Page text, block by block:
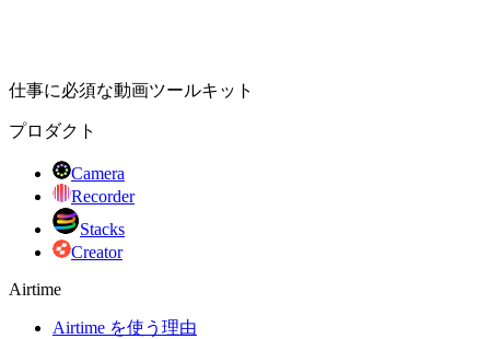
仕事に必須な動画ツールキット
プロダクト
Camera
Recorder
Stacks
Creator
Airtime
Airtime を使う理由